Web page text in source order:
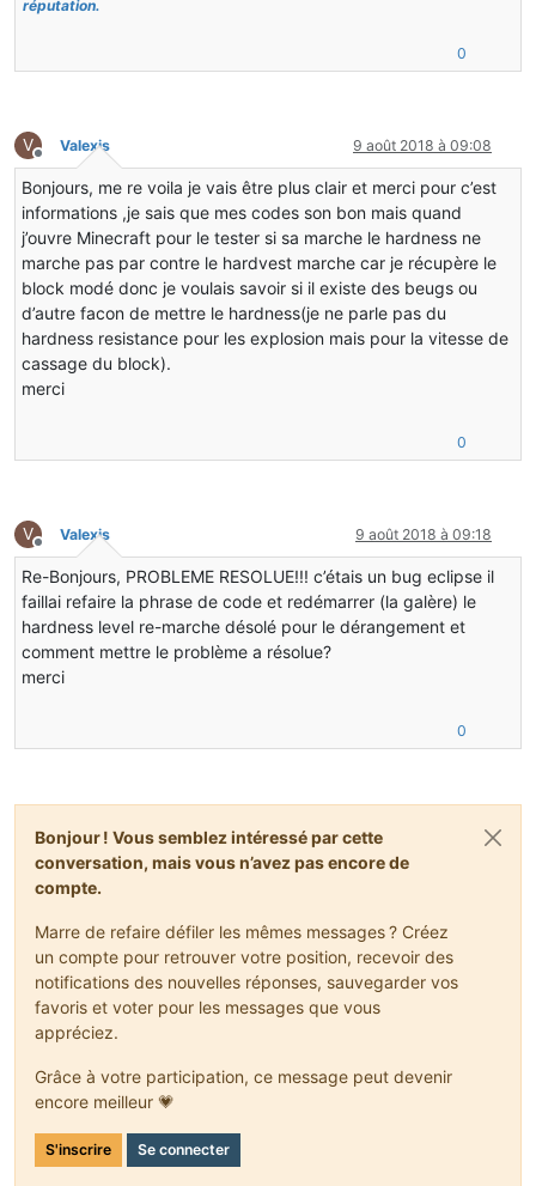
réputation.
0
V
Hors-ligne
Valexis 9 août 2018 à 09:08
Bonjours, me re voila je vais être plus clair et merci pour c’est
informations ,je sais que mes codes son bon mais quand
j’ouvre Minecraft pour le tester si sa marche le hardness ne
marche pas par contre le hardvest marche car je récupère le
block modé donc je voulais savoir si il existe des beugs ou
d’autre facon de mettre le hardness(je ne parle pas du
hardness resistance pour les explosion mais pour la vitesse de
cassage du block).
merci
0
V
Hors-ligne
Valexis 9 août 2018 à 09:18
Re-Bonjours, PROBLEME RESOLUE!!! c’étais un bug eclipse il
faillai refaire la phrase de code et redémarrer (la galère) le
hardness level re-marche désolé pour le dérangement et
comment mettre le problème a résolue?
merci
0
Bonjour ! Vous semblez intéressé par cette
conversation, mais vous n’avez pas encore de
compte.
Marre de refaire défiler les mêmes messages ? Créez
un compte pour retrouver votre position, recevoir des
notifications des nouvelles réponses, sauvegarder vos
favoris et voter pour les messages que vous
appréciez.
Grâce à votre participation, ce message peut devenir
encore meilleur 💗
S'inscrire Se connecter